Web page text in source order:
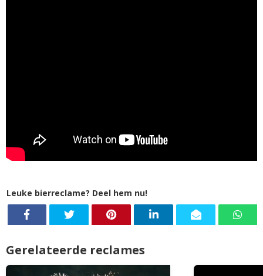
Leuke bierreclame? Deel hem nu!
Gerelateerde reclames